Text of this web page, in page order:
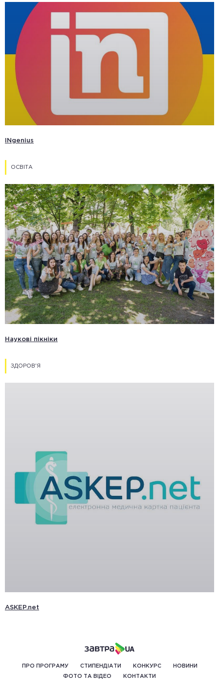
INgenius
ОСВІТА
Наукові пікніки
ЗДОРОВ'Я
ASKEP.net
ПРО ПРОГРАМУ СТИПЕНДІАТИ КОНКУРС НОВИНИ
ФОТО ТА ВІДЕО КОНТАКТИ